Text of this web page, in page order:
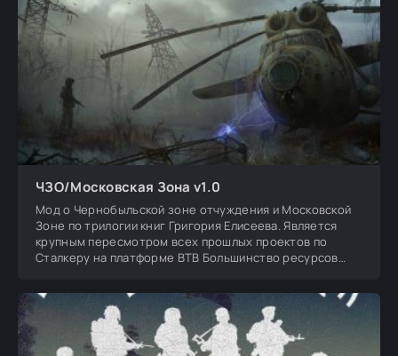
ЧЗО/Московская Зона v1.0
Мод о Чернобыльской зоне отчуждения и Московской
Зоне по трилогии книг Григория Елисеева. Является
крупным пересмотром всех прошлых проектов по
Сталкеру на платформе ВТВ Большинство ресурсов